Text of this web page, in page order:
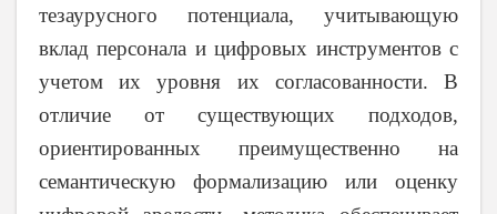
тезаурусного потенциала, учитывающую
вклад персонала и цифровых инструментов c
учетом их уровня их согласованности. В
отличие от существующих подходов,
ориентированных преимущественно на
семантическую формализацию или оценку